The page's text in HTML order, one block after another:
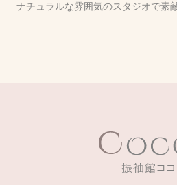
ナチュラルな雰囲気のスタジオで素